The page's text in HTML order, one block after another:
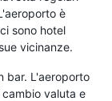
è
sono hotel
vicinanze.
bar. L'aeroporto
valuta e